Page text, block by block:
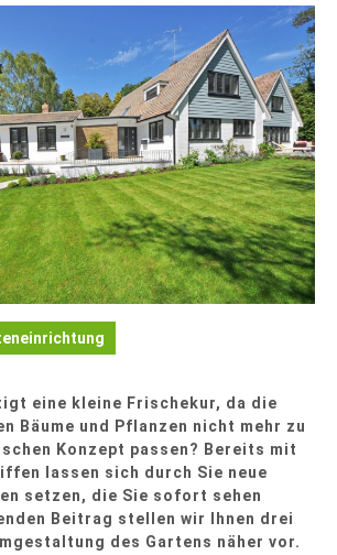
eine kleine Frischekur, da die
Bäume und Pflanzen nicht mehr zu
Konzept passen? Bereits mit
lassen sich durch Sie neue
setzen, die Sie sofort sehen
Beitrag stellen wir Ihnen drei
des Gartens näher vor.